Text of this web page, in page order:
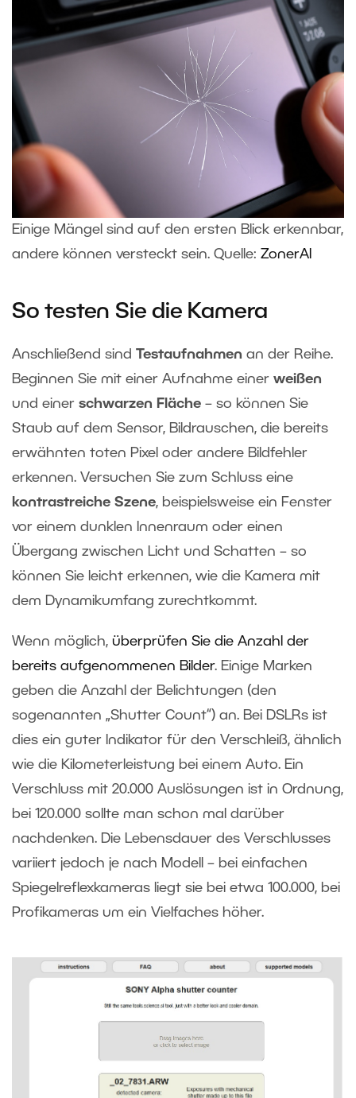
Einige Mängel sind auf den ersten Blick erkennbar,
andere können versteckt sein. Quelle: ZonerAI
So testen Sie die Kamera
Anschließend sind Testaufnahmen an der Reihe.
Beginnen Sie mit einer Aufnahme einer weißen
und einer schwarzen Fläche – so können Sie
Staub auf dem Sensor, Bildrauschen, die bereits
erwähnten toten Pixel oder andere Bildfehler
erkennen. Versuchen Sie zum Schluss eine
kontrastreiche Szene, beispielsweise ein Fenster
vor einem dunklen Innenraum oder einen
Übergang zwischen Licht und Schatten – so
können Sie leicht erkennen, wie die Kamera mit
dem Dynamikumfang zurechtkommt.
Wenn möglich, überprüfen Sie die Anzahl der
bereits aufgenommenen Bilder. Einige Marken
geben die Anzahl der Belichtungen (den
sogenannten „Shutter Count“) an. Bei DSLRs ist
dies ein guter Indikator für den Verschleiß, ähnlich
wie die Kilometerleistung bei einem Auto. Ein
Verschluss mit 20.000 Auslösungen ist in Ordnung,
bei 120.000 sollte man schon mal darüber
nachdenken. Die Lebensdauer des Verschlusses
variiert jedoch je nach Modell – bei einfachen
Spiegelreflexkameras liegt sie bei etwa 100.000, bei
Profikameras um ein Vielfaches höher.